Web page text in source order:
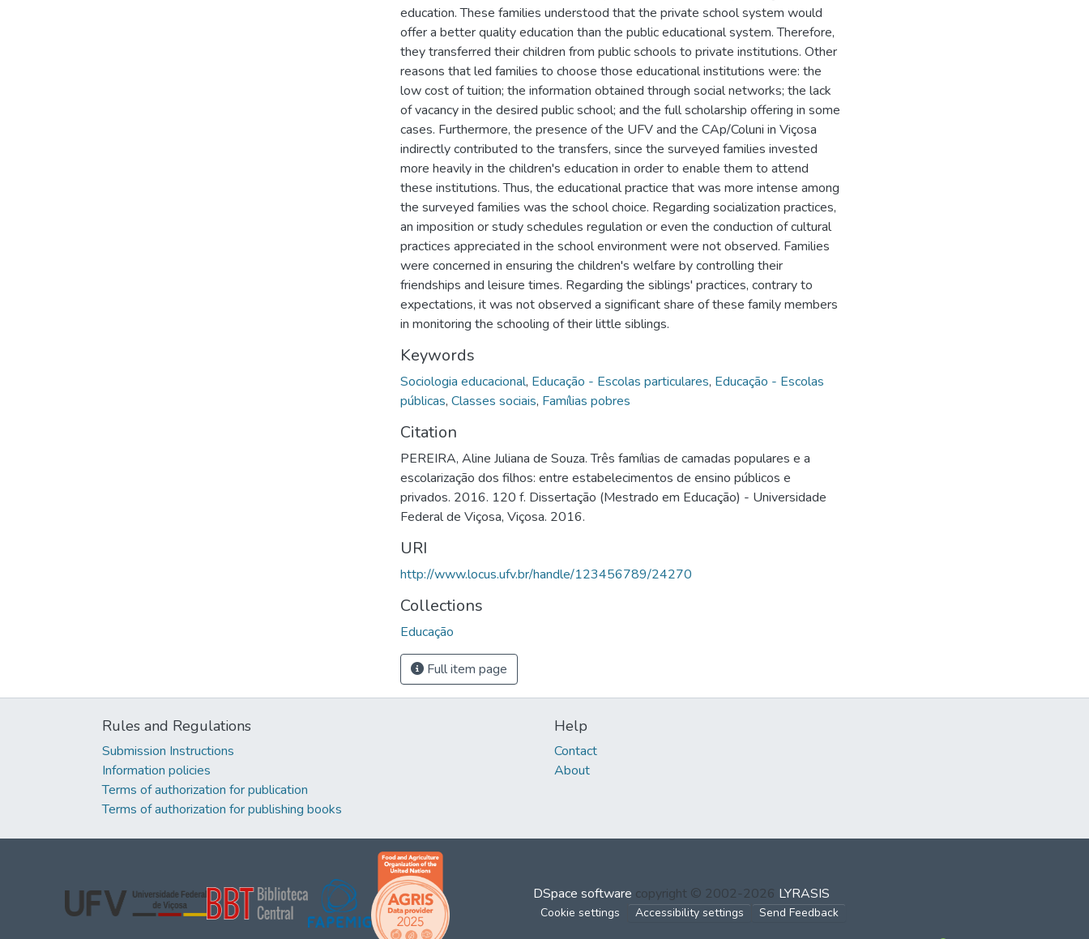
education. These families understood that the private school system would
offer a better quality education than the public educational system. Therefore,
they transferred their children from public schools to private institutions. Other
reasons that led families to choose those educational institutions were: the
low cost of tuition; the information obtained through social networks; the lack
of vacancy in the desired public school; and the full scholarship offering in some
cases. Furthermore, the presence of the UFV and the CAp/Coluni in Viçosa
indirectly contributed to the transfers, since the surveyed families invested
more heavily in the children's education in order to enable them to attend
these institutions. Thus, the educational practice that was more intense among
the surveyed families was the school choice. Regarding socialization practices,
an imposition or study schedules regulation or even the conduction of cultural
practices appreciated in the school environment were not observed. Families
were concerned in ensuring the children's welfare by controlling their
friendships and leisure times. Regarding the siblings' practices, contrary to
expectations, it was not observed a significant share of these family members
in monitoring the schooling of their little siblings.
Keywords
Sociologia educacional, Educação - Escolas particulares, Educação - Escolas
públicas, Classes sociais, Famílias pobres
Citation
PEREIRA, Aline Juliana de Souza. Três famílias de camadas populares e a
escolarização dos filhos: entre estabelecimentos de ensino públicos e
privados. 2016. 120 f. Dissertação (Mestrado em Educação) - Universidade
Federal de Viçosa, Viçosa. 2016.
URI
http://www.locus.ufv.br/handle/123456789/24270
Collections
Educação
Full item page
Rules and Regulations
Submission Instructions
Information policies
Terms of authorization for publication
Terms of authorization for publishing books
Help
Contact
About
DSpace software copyright © 2002-2026 LYRASIS
Cookie settings Accessibility settings Send Feedback